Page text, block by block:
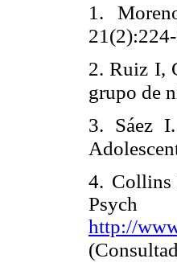
1.
2. Ruiz I,
grupo de
3. Sáez
4. Collins
http://